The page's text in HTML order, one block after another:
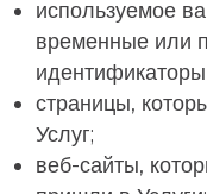
используемое
временные или
идентификаторы
страницы,
Услуг;
веб-сайты,